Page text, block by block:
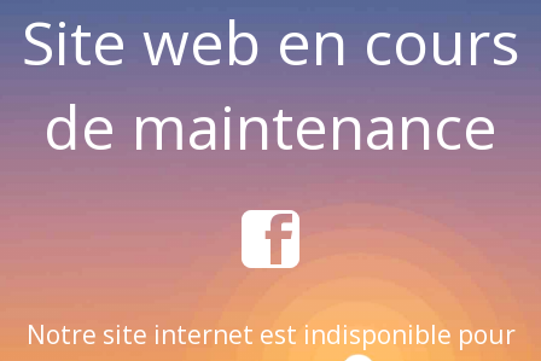
Site web en cours
de maintenance
Notre site internet est indisponible pour